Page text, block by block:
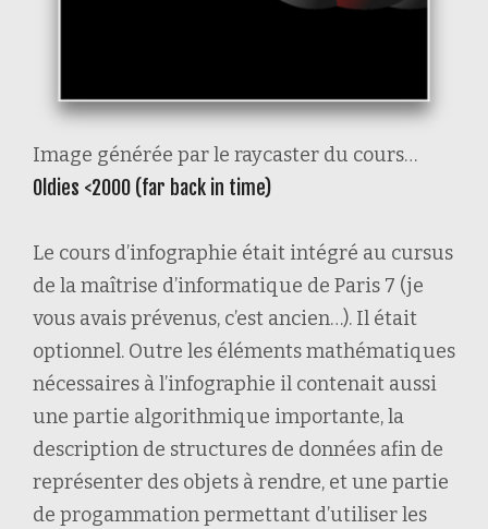
Image générée par le raycaster du cours…
Oldies <2000 (far back in time)
Le cours d’infographie était intégré au cursus
de la maîtrise d’informatique de Paris 7 (je
vous avais prévenus, c’est ancien…). Il était
optionnel. Outre les éléments mathématiques
nécessaires à l’infographie il contenait aussi
une partie algorithmique importante, la
description de structures de données afin de
représenter des objets à rendre, et une partie
de progammation permettant d’utiliser les